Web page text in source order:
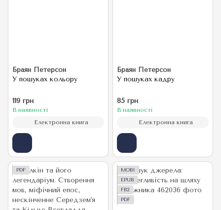
Браян Петерсон
У пошуках кольору
119 грн
В наявності
Електронна книга
Браян Петерсон
У пошуках кадру
85 грн
В наявності
Електронна книга
PDF
MOBI
EPUB
FB2
PDF